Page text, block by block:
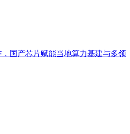
国产芯片赋能当地算力基建与多领